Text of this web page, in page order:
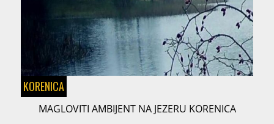
KORENICA
MAGLOVITI AMBIJENT NA JEZERU KORENICA